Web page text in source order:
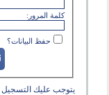
كلمة المرور:
حفظ البيانات؟
يتوجب عليك التسجيل